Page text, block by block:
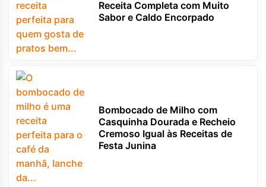
Receita Completa com Muito
Sabor e Caldo Encorpado
Bombocado de Milho com
Casquinha Dourada e Recheio
Cremoso Igual às Receitas de
Festa Junina